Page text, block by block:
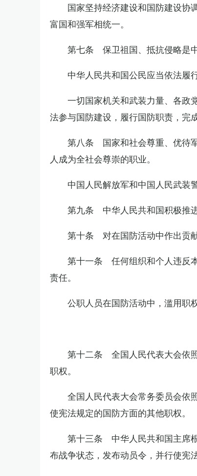
国家坚持经济建设和国防建设协
富国和强军相统一。
第七条 保卫祖国、抵抗侵略是
中华人民共和国公民应当依法履
一切国家机关和武装力量、各政
法参与国防建设，履行国防职责，完
第八条 国家和社会尊重、优待
人成为全社会尊崇的职业。
中国人民解放军和中国人民武装
第九条 中华人民共和国积极推
第十条 对在国防活动中作出贡
第十一条 任何组织和个人违反
责任。
公职人员在国防活动中，滥用职
第十二条 全国人民代表大会依
职权。
全国人民代表大会常务委员会依
使宪法规定的国防方面的其他职权。
第十三条 中华人民共和国主席
布战争状态，发布动员令，并行使宪